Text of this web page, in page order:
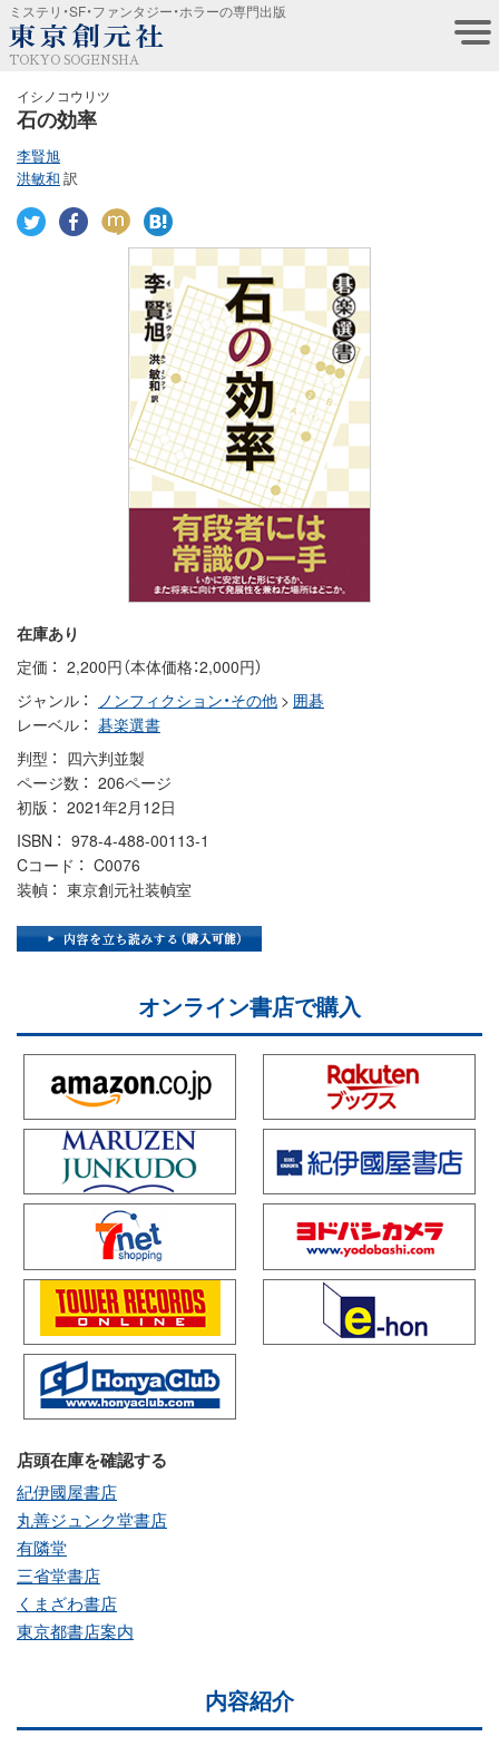
ミステリ・SF・ファンタジー・ホラーの専門出版
TOKYO SOGENSHA
イシノコウリツ
石の効率
李賢旭
洪敏和 訳
在庫あり
定価
2,200円（本体価格：2,000円）
ジャンル
ノンフィクション・その他 > 囲碁
レーベル
碁楽選書
判型
四六判並製
ページ数
206ページ
初版
2021年2月12日
ISBN
978-4-488-00113-1
Cコード
C0076
装幀
東京創元社装幀室
オンライン書店で購入
店頭在庫を確認する
紀伊國屋書店
丸善ジュンク堂書店
有隣堂
三省堂書店
くまざわ書店
東京都書店案内
内容紹介